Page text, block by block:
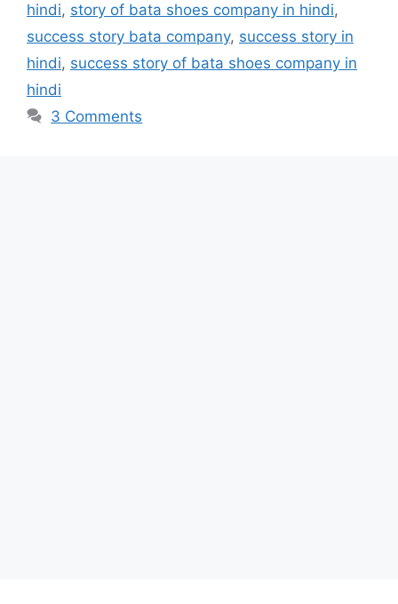
hindi, story of bata shoes company in hindi,
success story bata company, success story in
hindi, success story of bata shoes company in
hindi
3 Comments